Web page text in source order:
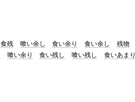
食残 喰い余し 食い余り 食い余し 残物
喰い余り 食い残し 喰い残し 食いあまり